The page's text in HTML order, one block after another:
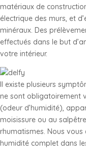
matériaux de
électrique des murs, et
minéraux. Des
effectués dans le but
votre intérieur.
Il existe plusieurs
ne sont obligatoirement
(odeur d’humidité),
moisissure ou au
rhumatismes. Nous
humidité complet dans